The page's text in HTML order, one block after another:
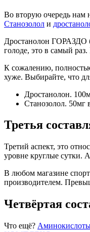
Во вторую очередь нам
Станозолол и
Дростанолон ГОРАЗДО
голоде, это в самый
К сожалению,
хуже. Выбирайте, что
Дростанолон.
Станозолол. 50мг
Третья
Третий аспект, это
уровне круглые сутки.
В любом магазине
производителем.
Четвёртая
Что ещё?